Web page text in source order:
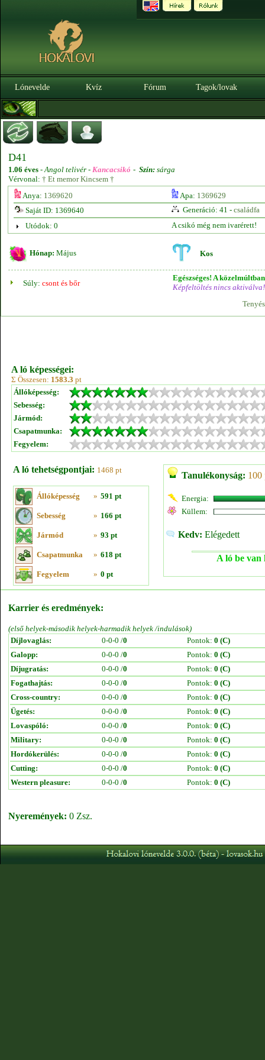
Lónevelde Kvíz Fórum Tagok/lovak
D41
1.06 éves -Angol telivér - Kancacsikó - Szín: sárga
Vérvonal: † Et memor Kincsem †
Anya: 1369620 Apa: 1369629
Saját ID: 1369640
Generáció: 41 - családfa
Utódok: 0
A csikó még nem ivarérett!
Hónap: Május Kos
Súly: csont és bőr
Egészséges! A
Képfeltöltés nincs aktiválva!
A ló képességei:
Σ Összesen: 1583.3 pt
Állóképesség:
Sebesség:
Jármód:
Csapatmunka:
Fegyelem:
A ló tehetségpontjai: 1468 pt
Állóképesség » 591 pt
Sebesség » 166 pt
Jármód » 93 pt
Csapatmunka » 618 pt
Fegyelem » 0 pt
Tanulékonyság: 100
Energia:
Küllem:
Kedv: Elégedett
A ló be van
Karrier és eredmények:
(első helyek-második helyek-harmadik helyek /indulások)
Díjlovaglás:
0-0-0 /0 Pontok: 0 (C)
Galopp:
0-0-0 /0 Pontok: 0 (C)
Díjugratás:
0-0-0 /0 Pontok: 0 (C)
Fogathajtás:
0-0-0 /0 Pontok: 0 (C)
Cross-country:
0-0-0 /0 Pontok: 0 (C)
Ügetés:
0-0-0 /0 Pontok: 0 (C)
Lovaspóló:
0-0-0 /0 Pontok: 0 (C)
Military:
0-0-0 /0 Pontok: 0 (C)
Hordókerülés:
0-0-0 /0 Pontok: 0 (C)
Cutting:
0-0-0 /0 Pontok: 0 (C)
Western pleasure:
0-0-0 /0 Pontok: 0 (C)
Nyeremények: 0 Zsz.